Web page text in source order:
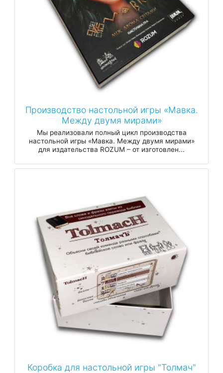
Производство настольной игры «Мавка.
Между двумя мирами»
Мы реализовали полный цикл производства
настольной игры «Мавка. Между двумя мирами»
для издательства ROZUM – от изготовлен...
Коробка для настольной игры "Толмач"